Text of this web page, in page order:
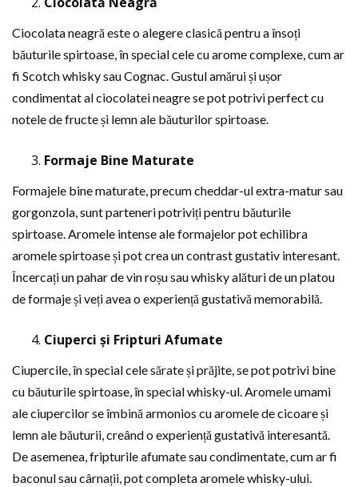
Ciocolata neagră este o alegere clasică pentru a însoți
băuturile spirtoase, în special cele cu arome complexe, cum ar
fi Scotch whisky sau Cognac. Gustul amărui și ușor
condimentat al ciocolatei neagre se pot potrivi perfect cu
notele de fructe și lemn ale băuturilor spirtoase.
Formaje Bine Maturate
Formajele bine maturate, precum cheddar-ul extra-matur sau
gorgonzola, sunt parteneri potriviți pentru băuturile
spirtoase. Aromele intense ale formajelor pot echilibra
aromele spirtoase și pot crea un contrast gustativ interesant.
Încercați un pahar de vin roșu sau whisky alături de un platou
de formaje și veți avea o experiență gustativă memorabilă.
Ciuperci și Fripturi Afumate
Ciupercile, în special cele sărate și prăjite, se pot potrivi bine
cu băuturile spirtoase, în special whisky-ul. Aromele umami
ale ciupercilor se îmbină armonios cu aromele de cicoare și
lemn ale băuturii, creând o experiență gustativă interesantă.
De asemenea, fripturile afumate sau condimentate, cum ar fi
baconul sau cârnații, pot completa aromele whisky-ului.